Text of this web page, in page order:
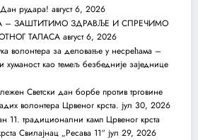
рудара! август 6, 2026
– ЗАШТИТИМО ЗДРАВЉЕ И СПРЕЧИМО
ТАЛАСА август 6, 2026
волонтера за деловање у несрећама –
као темељ безбедније заједнице
Светски дан борбе против трговине
волонтера Црвеног крста. јул 30, 2026
11. традиционални камп Црвеног крста
Свилајнац „Ресава 11“ јул 29, 2026